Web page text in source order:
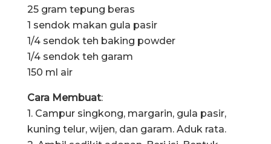
25 gram tepung beras
1 sendok makan gula pasir
1/4 sendok teh baking powder
1/4 sendok teh garam
150 ml air
Cara Membuat:
1. Campur singkong, margarin, gula pasir,
kuning telur, wijen, dan garam. Aduk rata.